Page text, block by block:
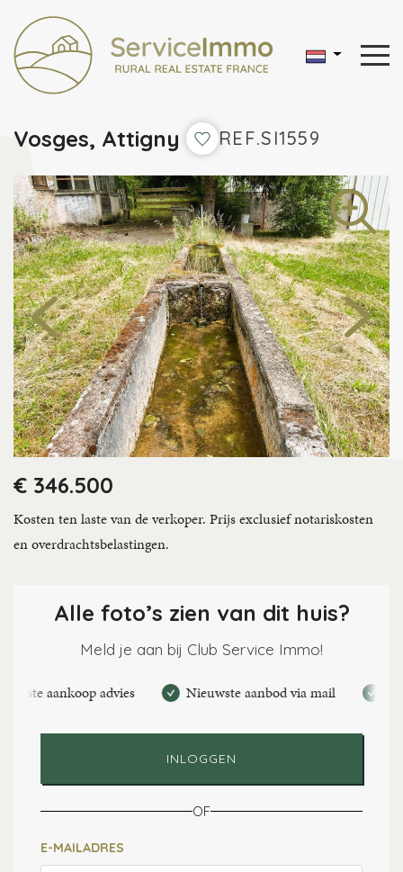
Vosges, Attigny REF.SI1559
€ 346.500
Kosten ten laste van de verkoper. Prijs exclusief notariskosten
en overdrachtsbelastingen.
Alle foto’s zien van dit huis?
Meld je aan bij Club Service Immo!
aankoop advies Nieuwste aanbod via mail Maak
INLOGGEN
OF
E-MAILADRES